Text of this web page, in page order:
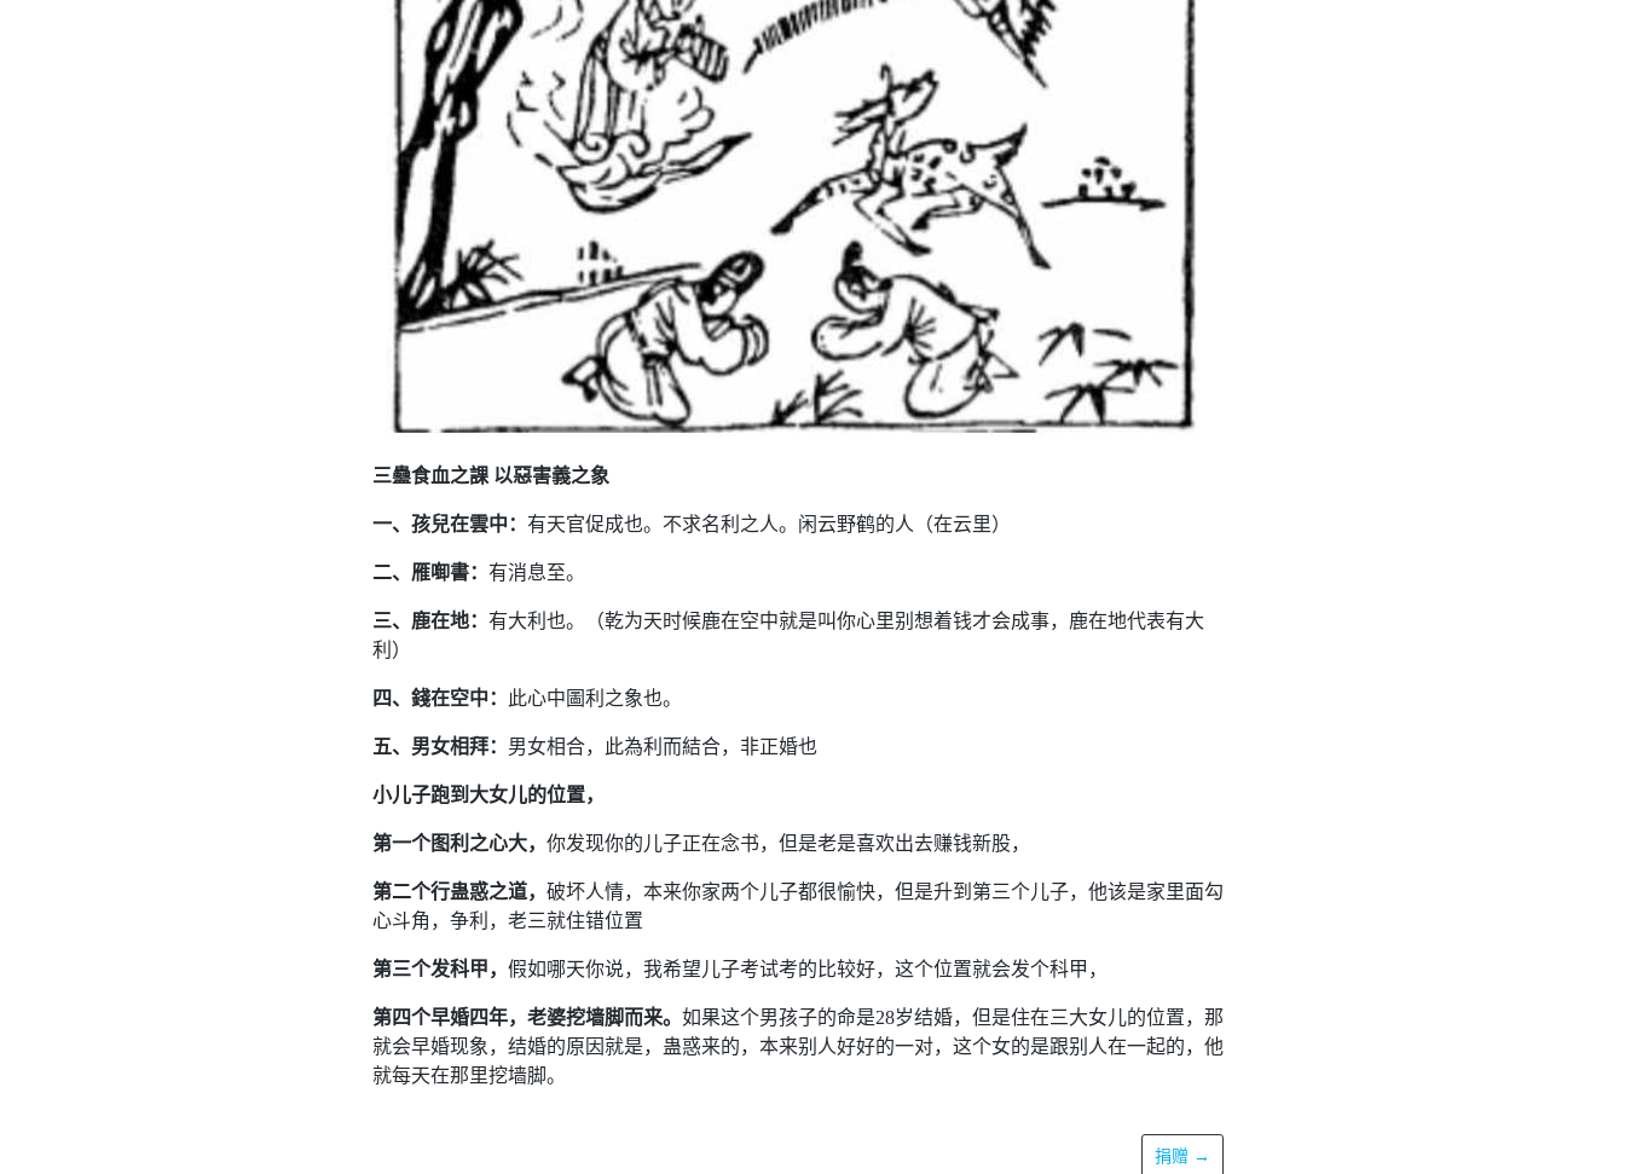
三蠱食血之課 以惡害義之象
一、孩兒在雲中： 有天官促成也。不求名利之人。闲云野鹤的人（在云里）
二、雁啣書： 有消息至。
三、鹿在地： 有大利也。（乾为天时候鹿在空中就是叫你心里别想着钱才会成事，鹿在地代表有大
利）
四、錢在空中： 此心中圖利之象也。
五、男女相拜： 男女相合，此為利而結合，非正婚也
小儿子跑到大女儿的位置，
第一个图利之心大， 你发现你的儿子正在念书，但是老是喜欢出去赚钱新股，
第二个行蛊惑之道， 破坏人情，本来你家两个儿子都很愉快，但是升到第三个儿子，他该是家里面勾
心斗角，争利，老三就住错位置
第三个发科甲， 假如哪天你说，我希望儿子考试考的比较好，这个位置就会发个科甲，
第四个早婚四年，老婆挖墙脚而来。 如果这个男孩子的命是28岁结婚，但是住在三大女儿的位置，那
就会早婚现象，结婚的原因就是，蛊惑来的，本来别人好好的一对，这个女的是跟别人在一起的，他
就每天在那里挖墙脚。
捐赠 →